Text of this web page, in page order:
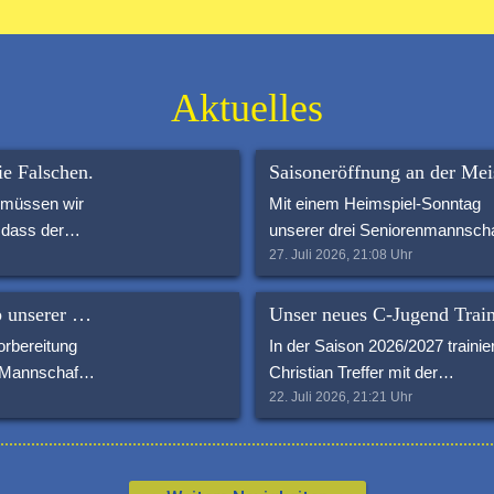
Aktuelles
Falschen.
wir
der
wurde.
Bolzplatz
für
Mit einem Heimspiel-Sonntag
unserer drei
wurde die Saison 2026/2027
eröffnet. Neben spannenden
Spielen auf dem Platz war auch
rund um die Meisenburg einiges
geboten. Ein herzliches
Dankeschön geht an die
Maksimov für die Hüpfburg, an
27. Juli 2026, 21:08 Uhr
💙💛 Trainingscamp unserer Ersten Mannschaft 💙💛
zu
ließ
In der Saison 2026/2027
Christian Treffer mit der
Unterstützung von Jakob Pieper
unsere C-Jugend.
22. Juli 2026, 21:21 Uhr